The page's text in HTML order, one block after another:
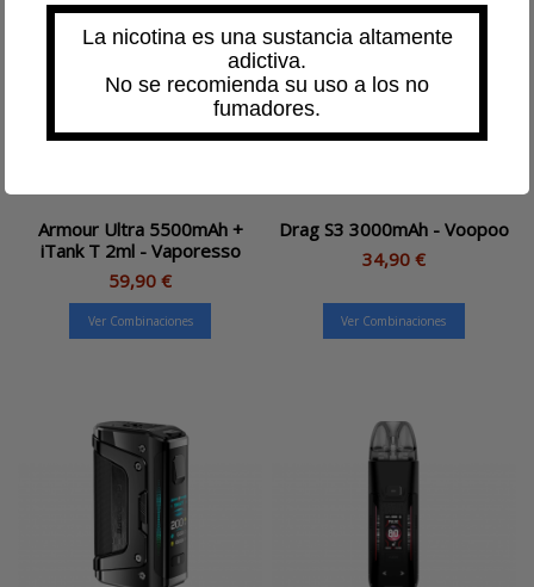
Armour Ultra 5500mAh +
iTank T 2ml - Vaporesso
59,90 €
Ver Combinaciones
Drag S3 3000mAh - Voopoo
34,90 €
Ver Combinaciones
La nicotina es una sustancia altamente
adictiva.
No se recomienda su uso a los no
fumadores.